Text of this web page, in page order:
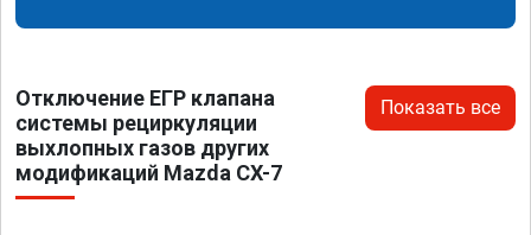
Отключение ЕГР клапана
системы рециркуляции
выхлопных газов других
модификаций Mazda CX-7
Показать все